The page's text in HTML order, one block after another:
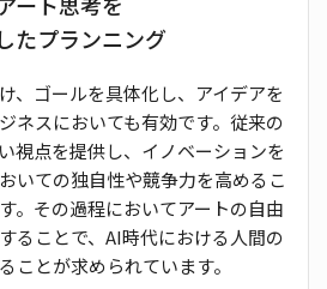
たプランニング
、ゴールを具体化し、アイデアを
ネスにおいても有効です。従来の
視点を提供し、イノベーションを
いての独自性や競争力を高めるこ
。その過程においてアートの自由
ることで、AI時代における人間の
ことが求められています。